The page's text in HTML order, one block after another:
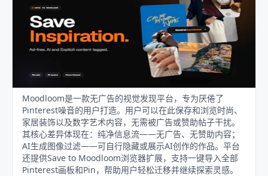
Moodloom是一款无广告的视觉发现平台，专为厌倦了
Pinterest噪音的用户打造。用户可以在此保存和浏览时尚、
家居装饰以及数字艺术内容，无需被广告或赞助帖子干扰。
其核心差异体现在：纯净信息流——无广告、无赞助内容；
AI生成图像过滤——可自行隐藏或展示AI创作的作品。平台
还提供Save to Moodloom浏览器扩展，支持一键导入全部
Pinterest画板和Pin，帮助用户轻松迁移并继续探索灵感。